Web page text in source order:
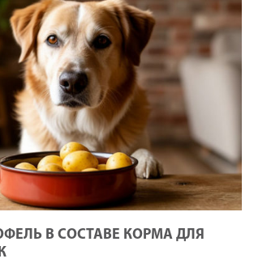
В СОСТАВЕ КОРМА ДЛЯ